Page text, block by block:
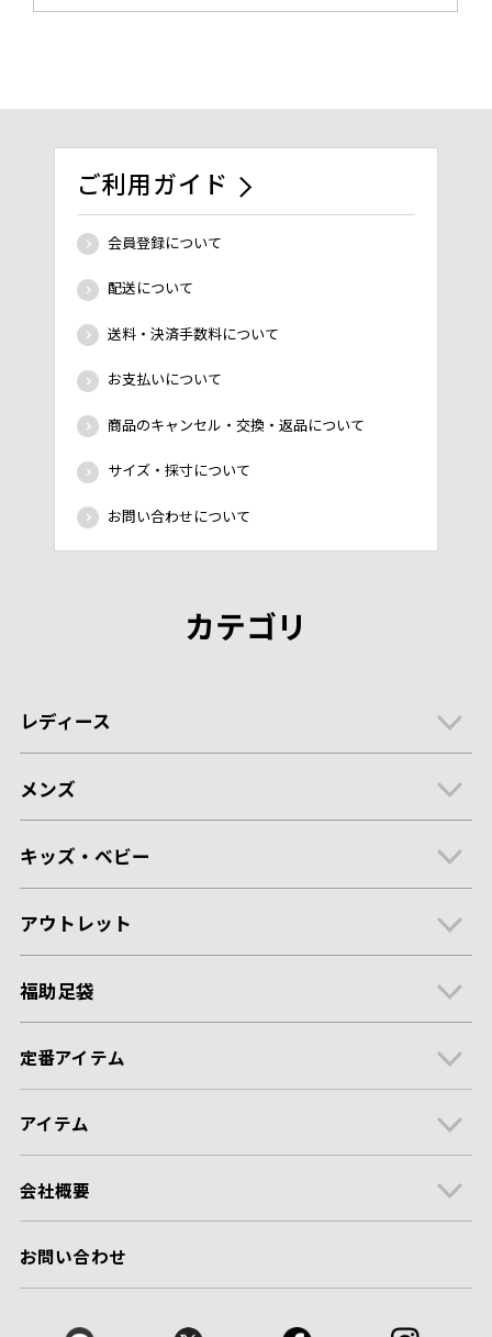
ご利用ガイド
会員登録について
配送について
送料・決済手数料について
お支払いについて
商品のキャンセル・交換・返品について
サイズ・採寸について
お問い合わせについて
カテゴリ
レディース
メンズ
キッズ・ベビー
アウトレット
福助足袋
定番アイテム
アイテム
会社概要
お問い合わせ